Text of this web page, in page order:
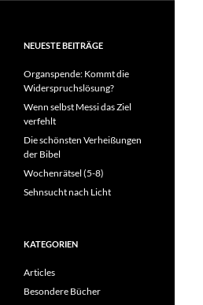
NEUESTE BEITRÄGE
Organspende: Kommt die
Widerspruchslösung?
Wenn selbst Messi das Ziel
verfehlt
Die schönsten Verheißungen
der Bibel
Wochenrätsel (5-8)
Sehnsucht nach Licht
KATEGORIEN
Articles
Besondere Bücher